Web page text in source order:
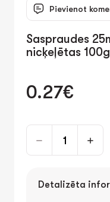
Pievienot
Saspraudes
nicķeļētas
0.27€
Detalizēta